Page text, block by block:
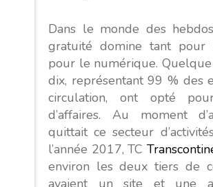
Dans le monde des
gratuité domine tant pour
pour le numérique.
dix, représentant 99 % des
circulation, ont opté
d’affaires. Au moment
quittait ce secteur
l’année 2017, TC
environ les deux tiers de
avaient un site et une